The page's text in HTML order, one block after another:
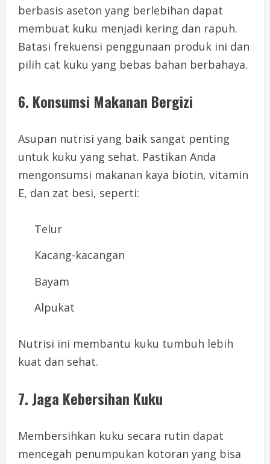
berbasis aseton yang berlebihan dapat
membuat kuku menjadi kering dan rapuh.
Batasi frekuensi penggunaan produk ini dan
pilih cat kuku yang bebas bahan berbahaya.
6. Konsumsi Makanan Bergizi
Asupan nutrisi yang baik sangat penting
untuk kuku yang sehat. Pastikan Anda
mengonsumsi makanan kaya biotin, vitamin
E, dan zat besi, seperti:
Telur
Kacang-kacangan
Bayam
Alpukat
Nutrisi ini membantu kuku tumbuh lebih
kuat dan sehat.
7.Jaga Kebersihan Kuku
Membersihkan kuku secara rutin dapat
mencegah penumpukan kotoran yang bisa